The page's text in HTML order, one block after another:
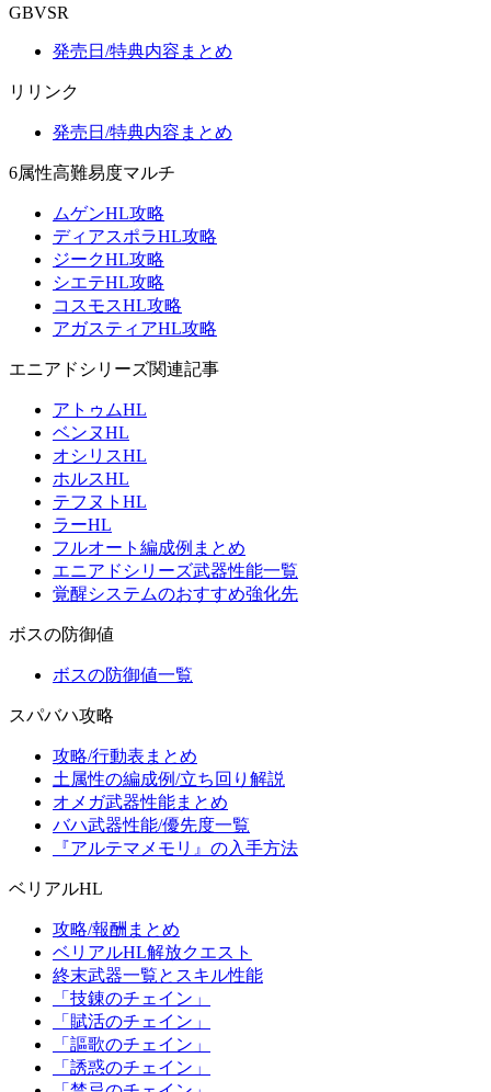
GBVSR
発売日/特典内容まとめ
リリンク
発売日/特典内容まとめ
6属性高難易度マルチ
ムゲンHL攻略
ディアスポラHL攻略
ジークHL攻略
シエテHL攻略
コスモスHL攻略
アガスティアHL攻略
エニアドシリーズ関連記事
アトゥムHL
ベンヌHL
オシリスHL
ホルスHL
テフヌトHL
ラーHL
フルオート編成例まとめ
エニアドシリーズ武器性能一覧
覚醒システムのおすすめ強化先
ボスの防御値
ボスの防御値一覧
スパバハ攻略
攻略/行動表まとめ
土属性の編成例/立ち回り解説
オメガ武器性能まとめ
バハ武器性能/優先度一覧
『アルテマメモリ』の入手方法
ベリアルHL
攻略/報酬まとめ
ベリアルHL解放クエスト
終末武器一覧とスキル性能
「技錬のチェイン」
「賦活のチェイン」
「謳歌のチェイン」
「誘惑のチェイン」